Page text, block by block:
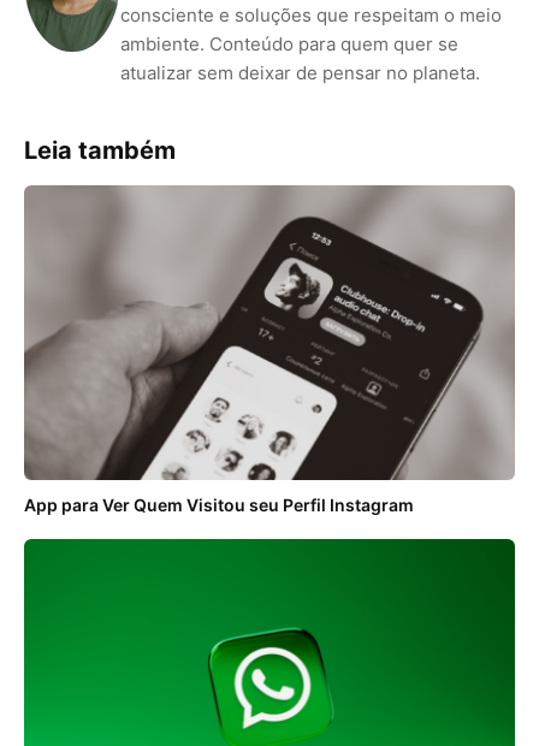
consciente e soluções que respeitam o meio
ambiente. Conteúdo para quem quer se
atualizar sem deixar de pensar no planeta.
Leia também
App para Ver Quem Visitou seu Perfil Instagram